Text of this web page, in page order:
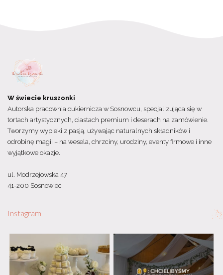
W świecie kruszonki
Autorska pracownia cukiernicza w Sosnowcu, specjalizująca się w
tortach artystycznych, ciastach premium i deserach na zamówienie.
Tworzymy wypieki z pasją, używając naturalnych składników i
odrobinę magii – na wesela, chrzciny, urodziny, eventy firmowe i inne
wyjątkowe okazje.
ul. Modrzejowska 47
41-200 Sosnowiec
Instagram